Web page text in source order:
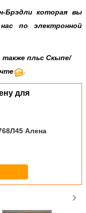
Брэдли которая вы
по электронной
пльс Скыпе/
.
для
Алена